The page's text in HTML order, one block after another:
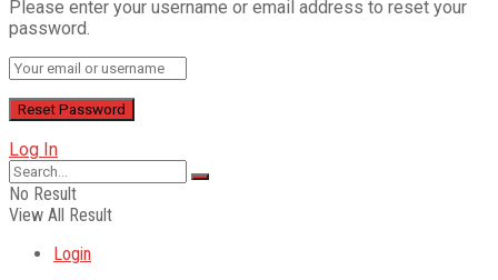
Please enter your username or email address to reset your
password.
Log In
No Result
View All Result
Login